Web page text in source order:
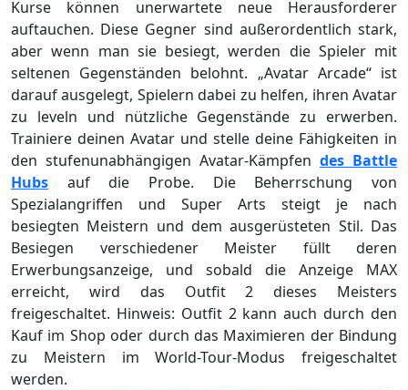
Kurse können unerwartete neue Herausforderer
auftauchen. Diese Gegner sind außerordentlich stark,
aber wenn man sie besiegt, werden die Spieler mit
seltenen Gegenständen belohnt. „Avatar Arcade“ ist
darauf ausgelegt, Spielern dabei zu helfen, ihren Avatar
zu leveln und nützliche Gegenstände zu erwerben.
Trainiere deinen Avatar und stelle deine Fähigkeiten in
den stufenunabhängigen Avatar-Kämpfen des Battle
Hubs auf die Probe. Die Beherrschung von
Spezialangriffen und Super Arts steigt je nach
besiegten Meistern und dem ausgerüsteten Stil. Das
Besiegen verschiedener Meister füllt deren
Erwerbungsanzeige, und sobald die Anzeige MAX
erreicht, wird das Outfit 2 dieses Meisters
freigeschaltet. Hinweis: Outfit 2 kann auch durch den
Kauf im Shop oder durch das Maximieren der Bindung
zu Meistern im World-Tour-Modus freigeschaltet
werden.